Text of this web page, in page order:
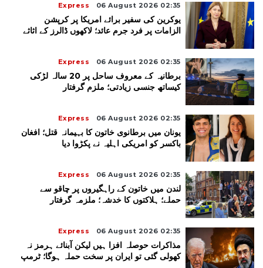
Express 06 August 2026 02:35
یوکرین کی سفیر برائے امریکا پر کرپشن
الزامات پر فرد جرم عائد؛ لاکھوں ڈالرز کے اثاثے
Express 06 August 2026 02:35
برطانیہ کے معروف ساحل پر 20 سالہ لڑکی
کیساتھ جنسی زیادتی؛ ملزم گرفتار
Express 06 August 2026 02:35
یونان میں برطانوی خاتون کا بہیمانہ قتل؛ افغان
باکسر کو امریکی اہلیہ نے پکڑوا دیا
Express 06 August 2026 02:35
لندن میں خاتون کے راہگیروں پر چاقو سے
حملے؛ ہلاکتوں کا خدشہ؛ ملزمہ گرفتار
Express 06 August 2026 02:35
مذاکرات حوصلہ افزا ہیں لیکن آبنائے ہرمز نہ
کھولی گئی تو ایران پر سخت حملہ ہوگا؛ ٹرمپ